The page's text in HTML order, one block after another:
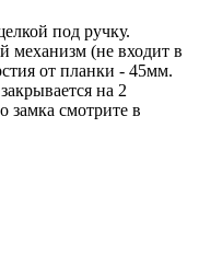
под ручку.
механизм (не входит в
от планки - 45мм.
на 2
замка смотрите в